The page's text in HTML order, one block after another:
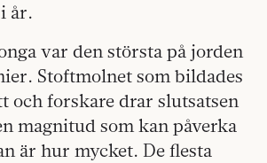
år.
var den största på jorden
Stoftmolnet som bildades
och forskare drar slutsatsen
magnitud som kan påverka
är hur mycket. De flesta